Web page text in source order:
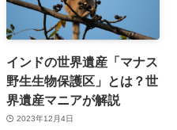
インドの世界遺産「マナス
野生生物保護区」とは？世
界遺産マニアが解説
2023年12月4日